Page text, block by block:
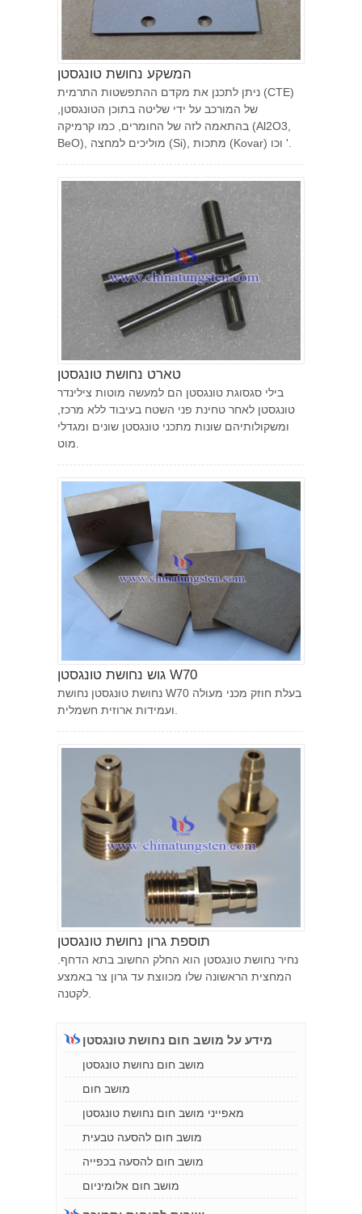
המשקע נחושת טונגסטן
ניתן לתכנן את מקדם ההתפשטות התרמית (CTE)
של המורכב על ידי שליטה בתוכן הטונגסטן,
בהתאמה לזה של החומרים, כמו קרמיקה (Al2O3,
BeO), מוליכים למחצה (Si), מתכות (Kovar) וכו '.
טארט נחושת טונגסטן
בילי סגסוגת טונגסטן הם למעשה מוטות צילינדר
טונגסטן לאחר טחינת פני השטח בעיבוד ללא מרכז,
ומשקולותיהם שונות מתכני טונגסטן שונים ומגדלי
מוט.
גוש נחושת טונגסטן W70
נחושת טונגסטן נחושת W70 בעלת חוזק מכני מעולה
ועמידות ארוזית חשמלית.
תוספת גרון נחושת טונגסטן
נחיר נחושת טונגסטן הוא החלק החשוב בתא הדחף.
המחצית הראשונה שלו מכווצת עד גרון צר באמצע
לקטנה.
מידע על מושב חום נחושת טונגסטן
מושב חום נחושת טונגסטן
מושב חום
מאפייני מושב חום נחושת טונגסטן
מושב חום להסעה טבעית
מושב חום להסעה בכפייה
מושב חום אלומיניום